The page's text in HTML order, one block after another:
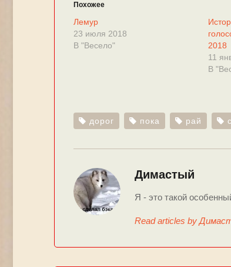
Похожее
Лемур
23 июля 2018
В "Весело"
2018
11
В
дорог пока рай
Димастый
Я - это такой
Read articles by